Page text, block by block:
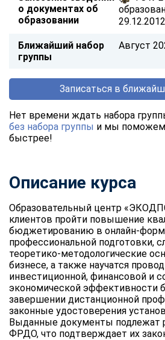
о документах об
образовании
29.12.2012
Ближайший набор
группы
Август
Записаться в
Нет времени ждать набора
без набора группы и мы поможем
быстрее!
Описание курса
Образовательный центр
клиентов пройти повышение
бюджетированию в онлайн-
профессиональной подготовки,
теоретико-методологические
бизнесе, а также научатся
инвестиционной, финансовой и
экономической эффективности
завершении дистанционной
законные удостоверения
Выданные документы подлежат
ФРДО, что подтверждает их